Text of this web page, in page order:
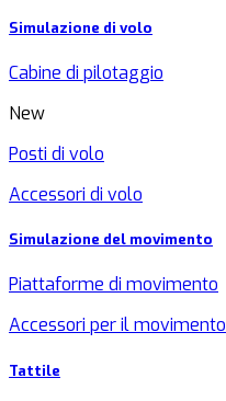
Simulazione di volo
Cabine di pilotaggio
New
Posti di volo
Accessori di volo
Simulazione del movimento
Piattaforme di movimento
Accessori per il movimento
Tattile